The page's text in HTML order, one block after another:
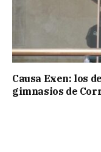
Causa Exen: los
gimnasios de